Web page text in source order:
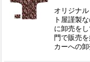
オリジナ
ト屋謹製
に卸売を
門で販売
カーへの